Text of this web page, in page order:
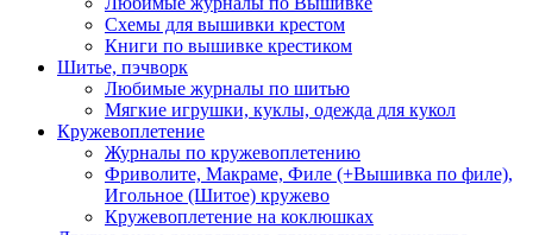
Схемы для вышивки крестом
Книги по вышивке крестиком
Шитье, пэчворк
Любимые журналы по шитью
Мягкие игрушки, куклы, одежда для кукол
Кружевоплетение
Журналы по кружевоплетению
Фриволите, Макраме, Филе (+Вышивка по филе),
Игольное (Шитое) кружево
Кружевоплетение на коклюшках